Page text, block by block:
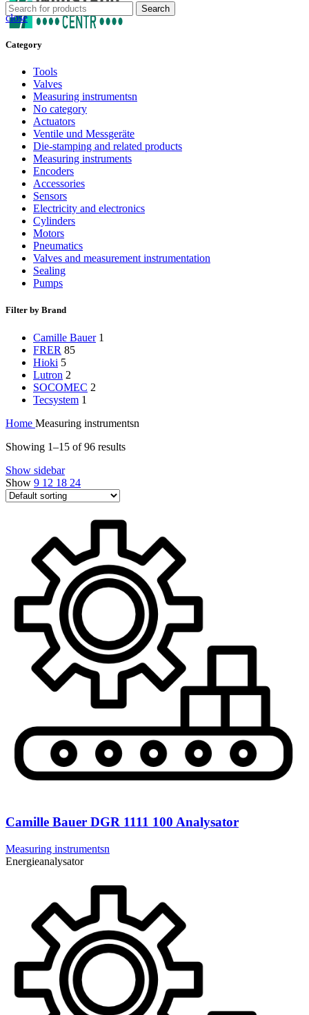
Search
close
Category
Tools
Valves
Measuring instrumentsn
No category
Actuators
Ventile und Messgeräte
Die-stamping and related products
Measuring instruments
Encoders
Accessories
Sensors
Electricity and electronics
Cylinders
Motors
Pneumatics
Valves and measurement instrumentation
Sealing
Pumps
Filter by Brand
Camille Bauer 1
FRER 85
Hioki 5
Lutron 2
SOCOMEC 2
Tecsystem 1
Home Measuring instrumentsn
Showing 1–15 of 96 results
Show sidebar
Show 9 12 18 24
Camille Bauer DGR 1111 100 Analysator
Measuring instrumentsn
Energieanalysator